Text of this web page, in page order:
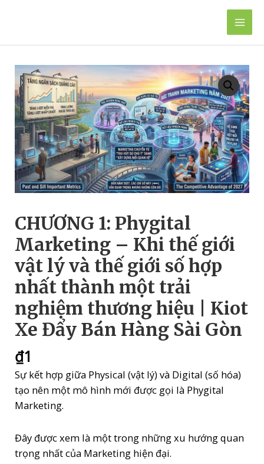
Main
CHƯƠNG 1: Phygital
Marketing – Khi thế giới
vật lý và thế giới số hợp
nhất thành một trải
nghiệm thương hiệu | Kiot
Xe Đẩy Bán Hàng Sài Gòn
₫1
Sự kết hợp giữa Physical (vật lý) và Digital (số hóa)
tạo nên một mô hình mới được gọi là Phygital
Marketing.
Đây được xem là một trong những xu hướng quan
trọng nhất của Marketing hiện đại.